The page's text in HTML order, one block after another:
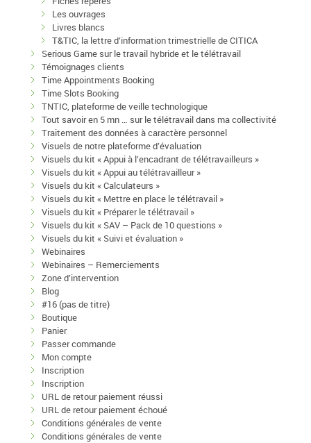
Les ouvrages
Livres blancs
T&TIC, la lettre d’information trimestrielle de CITICA
Serious Game sur le travail hybride et le télétravail
Témoignages clients
Time Appointments Booking
Time Slots Booking
TNTIC, plateforme de veille technologique
Tout savoir en 5 mn … sur le télétravail dans ma collectivité
Traitement des données à caractère personnel
Visuels de notre plateforme d’évaluation
Visuels du kit « Appui à l’encadrant de télétravailleurs »
Visuels du kit « Appui au télétravailleur »
Visuels du kit « Calculateurs »
Visuels du kit « Mettre en place le télétravail »
Visuels du kit « Préparer le télétravail »
Visuels du kit « SAV – Pack de 10 questions »
Visuels du kit « Suivi et évaluation »
Webinaires
Webinaires – Remerciements
Zone d’intervention
Blog
#16 (pas de titre)
Boutique
Panier
Passer commande
Mon compte
Inscription
Inscription
URL de retour paiement réussi
URL de retour paiement échoué
Conditions générales de vente
Conditions générales de vente